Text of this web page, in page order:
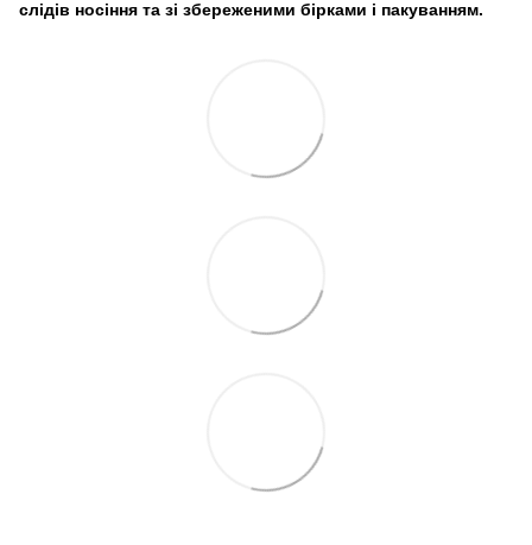
слідів носіння та зі збереженими бірками і пакуванням.